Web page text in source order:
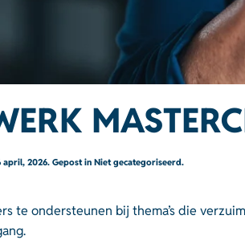
april, 2026. Gepost in Niet gecategoriseerd.
te ondersteunen bij thema’s die